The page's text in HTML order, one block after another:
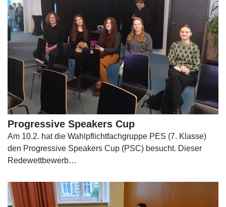
Progressive Speakers Cup
Am 10.2. hat die Wahlpflichtfachgruppe PES (7. Klasse)
den Progressive Speakers Cup (PSC) besucht. Dieser
Redewettbewerb…